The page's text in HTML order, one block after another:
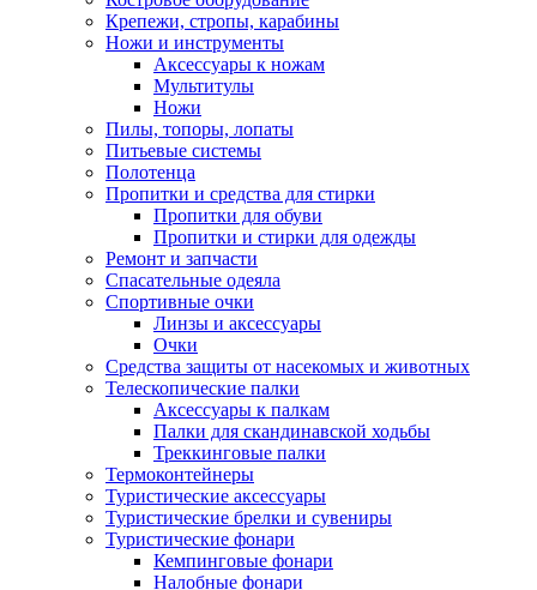
Крепежи, стропы, карабины
Ножи и инструменты
Аксессуары к ножам
Мультитулы
Ножи
Пилы, топоры, лопаты
Питьевые системы
Полотенца
Пропитки и средства для стирки
Пропитки для обуви
Пропитки и стирки для одежды
Ремонт и запчасти
Спасательные одеяла
Спортивные очки
Линзы и аксессуары
Очки
Средства защиты от насекомых и животных
Телескопические палки
Аксессуары к палкам
Палки для скандинавской ходьбы
Треккинговые палки
Термоконтейнеры
Туристические аксессуары
Туристические брелки и сувениры
Туристические фонари
Кемпинговые фонари
Налобные фонари